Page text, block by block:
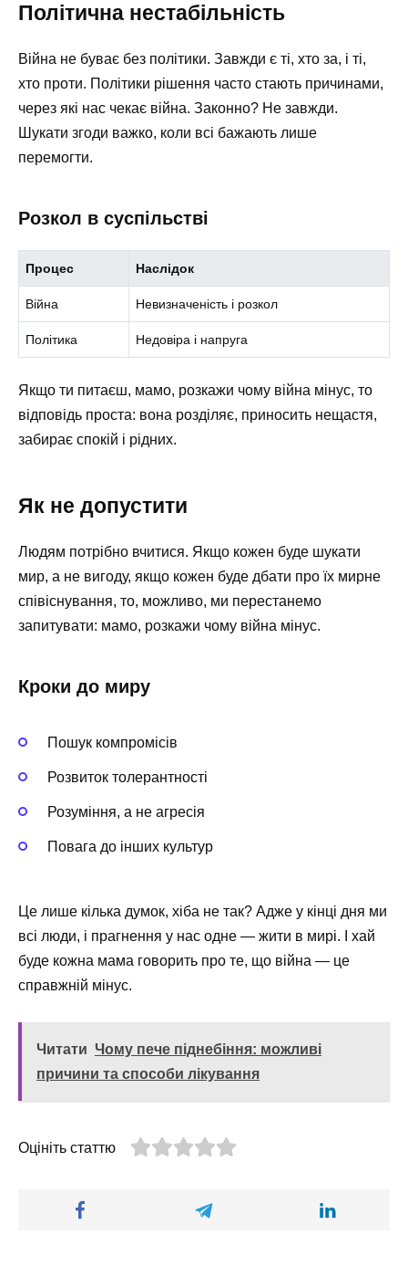
Політична нестабільність
Війна не буває без політики. Завжди є ті, хто за, і ті,
хто проти. Політики рішення часто стають причинами,
через які нас чекає війна. Законно? Не завжди.
Шукати згоди важко, коли всі бажають лише
перемогти.
Розкол в суспільстві
Процес Наслідок
Війна Невизначеність і розкол
Політика Недовіра і напруга
Якщо ти питаєш, мамо, розкажи чому війна мінус, то
відповідь проста: вона розділяє, приносить нещастя,
забирає спокій і рідних.
Як не допустити
Людям потрібно вчитися. Якщо кожен буде шукати
мир, а не вигоду, якщо кожен буде дбати про їх мирне
співіснування, то, можливо, ми перестанемо
запитувати: мамо, розкажи чому війна мінус.
Кроки до миру
Пошук компромісів
Розвиток толерантності
Розуміння, а не агресія
Повага до інших культур
Це лише кілька думок, хіба не так? Адже у кінці дня ми
всі люди, і прагнення у нас одне — жити в мирі. І хай
буде кожна мама говорить про те, що війна — це
справжній мінус.
Читати Чому пече піднебіння: можливі
причини та способи лікування
Оцініть статтю